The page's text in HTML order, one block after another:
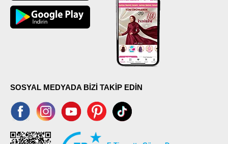
SOSYAL MEDYADA BİZİ TAKİP EDİN